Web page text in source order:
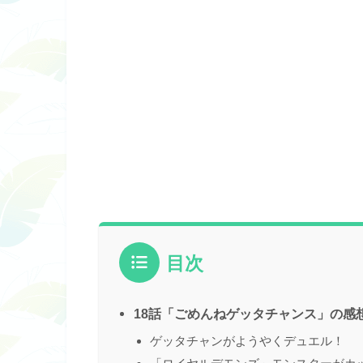
目次
18話「ごめんねゲッタチャンス」の感
ゲッタチャンがようやくデュエル！